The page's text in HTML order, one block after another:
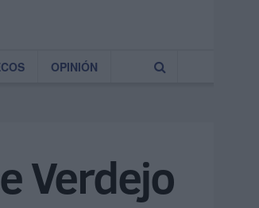
OPINIÓN
Verdejo